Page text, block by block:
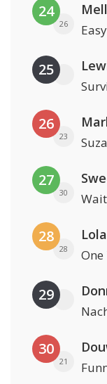
24
26
25
26
23
27
30
28
28
29
30
21